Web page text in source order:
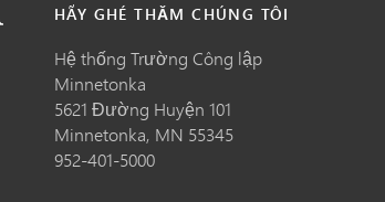
HÃY GHÉ THĂM CHÚNG TÔI
Hệ thống Trường Công lập
Minnetonka
5621 Đường Huyện 101
Minnetonka, MN 55345
952-401-5000